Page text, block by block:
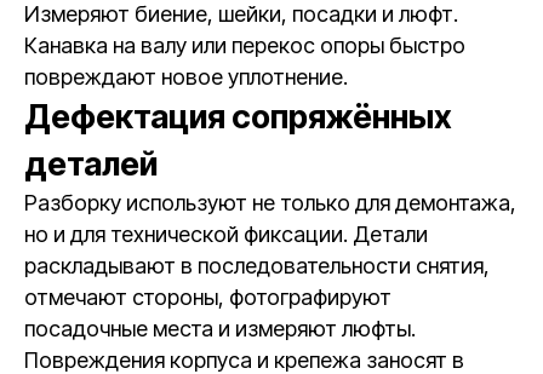
Измеряют биение, шейки, посадки и люфт.
Канавка на валу или перекос опоры быстро
повреждают новое уплотнение.
Дефектация сопряжённых
деталей
Разборку используют не только для демонтажа,
но и для технической фиксации. Детали
раскладывают в последовательности снятия,
отмечают стороны, фотографируют
посадочные места и измеряют люфты.
Повреждения корпуса и крепежа заносят в